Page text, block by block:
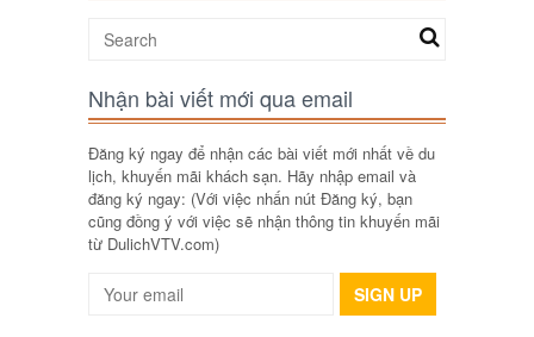
Nhận bài viết mới qua email
Đăng ký ngay để nhận các bài viết mới nhất về du
lịch, khuyến mãi khách sạn. Hãy nhập email và
đăng ký ngay: (Với việc nhấn nút Đăng ký, bạn
cũng đồng ý với việc sẽ nhận thông tin khuyến mãi
từ DulichVTV.com)
SIGN UP